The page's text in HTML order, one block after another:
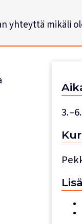
yhteyttä mikäli